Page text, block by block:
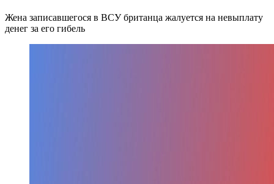
Жена записавшегося в ВСУ британца жалуется на невыплату
денег за его гибель